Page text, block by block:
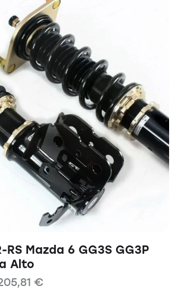
RS Mazda 6 GG3S GG3P
Alto
€